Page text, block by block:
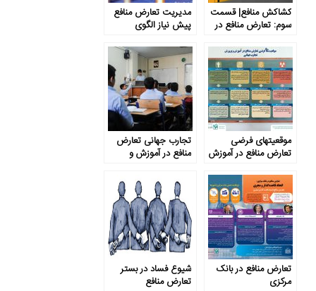
کشاکش منافع| قسمت
سوم: تعارض منافع در
مدیریت تعارض منافع
پیش نیاز الگوی
خصوصی
موقعیت­های فرضی
تعارض منافع در آموزش
تجارب جهانی تعارض
منافع در آموزش و
تعارض منافع در بانک
مرکزی
شیوع فساد در بستر
تعارض منافع